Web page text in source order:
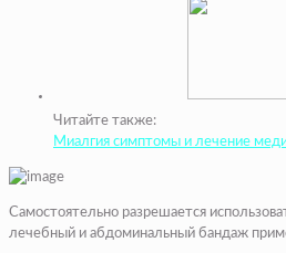
Читайте также:
Миалгия симптомы и лечение
Самостоятельно разрешается
лечебный и абдоминальный бандаж